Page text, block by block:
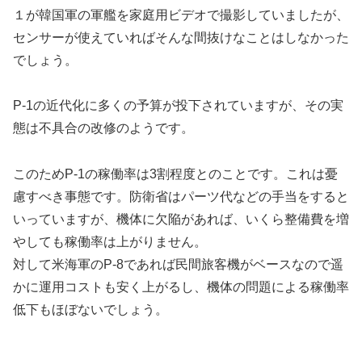
１が韓国軍の軍艦を家庭用ビデオで撮影していましたが、
センサーが使えていればそんな間抜けなことはしなかった
でしょう。
P-1の近代化に多くの予算が投下されていますが、その実
態は不具合の改修のようです。
このためP-1の稼働率は3割程度とのことです。これは憂
慮すべき事態です。防衛省はパーツ代などの手当をすると
いっていますが、機体に欠陥があれば、いくら整備費を増
やしても稼働率は上がりません。
対して米海軍のP-8であれば民間旅客機がベースなので遥
かに運用コストも安く上がるし、機体の問題による稼働率
低下もほぼないでしょう。